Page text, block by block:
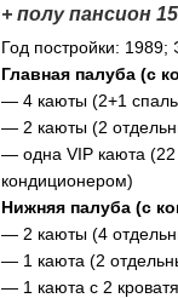
+ полу пансион
Год постройки: 1989;
Главная палуба (с
— 4 каюты (2+1
— 2 каюты (2
— одна VIP каюта (22
кондиционером)
Нижняя палуба (с
— 2 каюты (4
— 1 каюта (2
— 1 каюта с 2